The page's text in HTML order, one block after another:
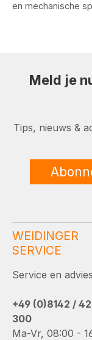
en mechanische
Meld je
Tips, nieuws &
WEIDINGER
SERVICE
Service en
+49 (0)8142 /
300
Ma-Vr, 08:00 -